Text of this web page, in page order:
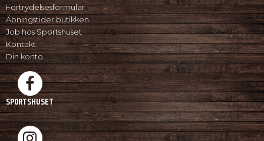
Fortrydelsesformular
Åbningstider butikken
Job hos Sportshuset
Kontakt
Din konto
SPORTSHUSET